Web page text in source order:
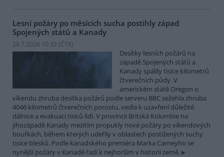
Lesní požáry po měsících sucha postihly západ
Spojených států a Kanady
28.7.2026 10:32 (ČTK)
Desítky lesních požárů na
západě Spojených států a
Kanady spálily tisíce kilometrů
čtverečních půdy. V
americkém státě Oregon o
víkendu zhruba desítka požárů podle serveru BBC sežehla zhruba
4046 kilometrů čtverečních porostu, vedla k uzavření důležité
dálnice a evakuaci tisíců lidí. V provincii Britská Kolumbie na
jihozápadě Kanady mezitím propukly nové požáry po víkendových
bouřkách, během kterých udeřily v oblastech postižených suchy
tisíce blesků. Podle kanadského premiéra Marka Carneyho se
nynější požáry v Kanadě řadí k nejhorším v historii země.